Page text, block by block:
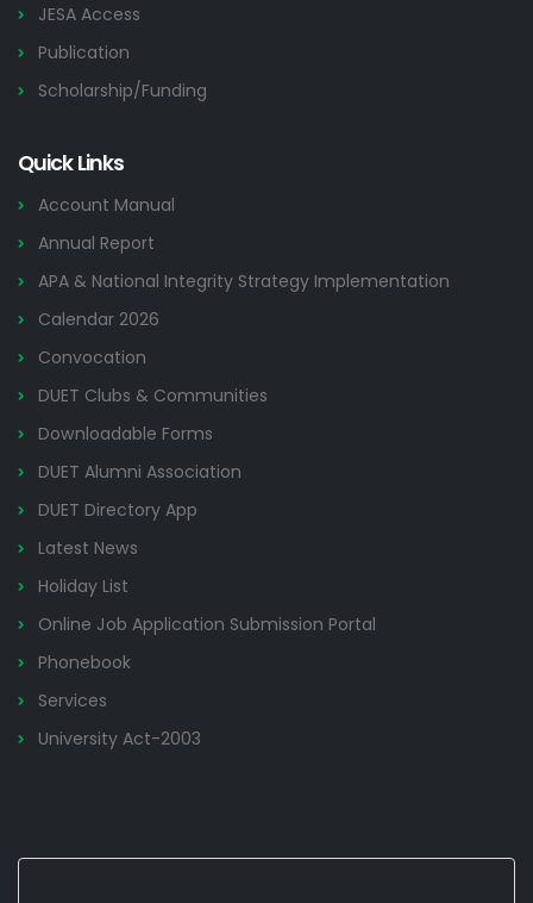
JESA Access
Publication
Scholarship/Funding
Quick Links
Account Manual
Annual Report
APA & National Integrity Strategy Implementation
Calendar 2026
Convocation
DUET Clubs & Communities
Downloadable Forms
DUET Alumni Association
DUET Directory App
Latest News
Holiday List
Online Job Application Submission Portal
Phonebook
Services
University Act-2003